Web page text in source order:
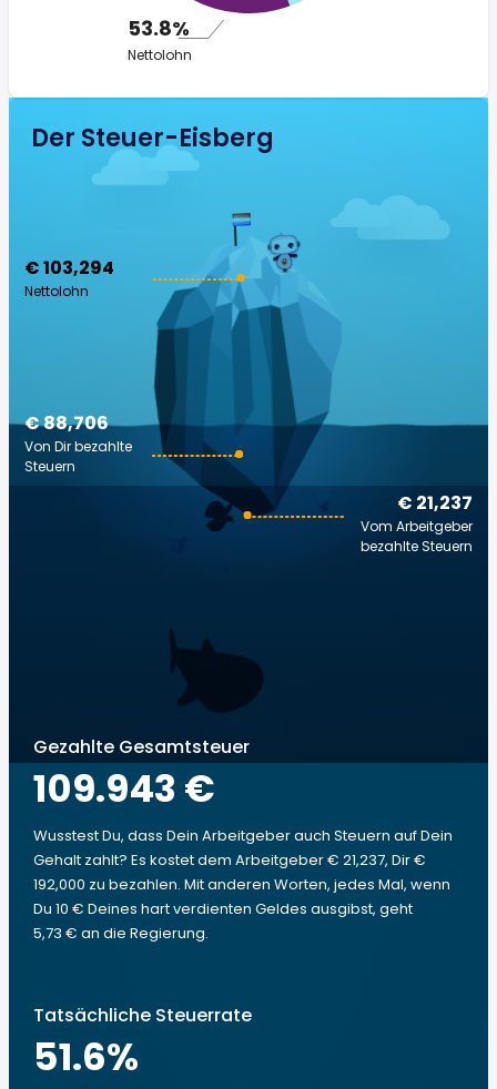
53.8%
Nettolohn
Der Steuer-Eisberg
€ 103,294
Nettolohn
€ 21,237
Vom Arbeitgeber
bezahlte Steuern
€ 88,706
Von Dir bezahlte
Steuern
Gezahlte Gesamtsteuer
109.943 €
Wusstest Du, dass Dein Arbeitgeber auch Steuern auf Dein
Gehalt zahlt? Es kostet dem Arbeitgeber € 21,237, Dir €
192,000 zu bezahlen. Mit anderen Worten, jedes Mal, wenn
Du 10 € Deines hart verdienten Geldes ausgibst, geht
5,73 € an die Regierung.
Tatsächliche Steuerrate
51.6%